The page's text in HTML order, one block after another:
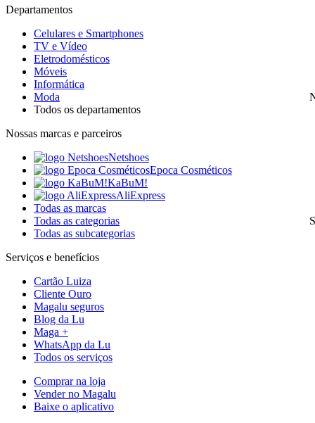
Departamentos
Celulares e Smartphones
TV e Vídeo
Eletrodomésticos
Móveis
Informática
Moda
Todos os departamentos
Nossas marcas e parceiros
Netshoes
Epoca Cosméticos
KaBuM!
AliExpress
Todas as marcas
Todas as categorias
Todas as subcategorias
Serviços e benefícios
Cartão Luiza
Cliente Ouro
Magalu seguros
Blog da Lu
Maga +
WhatsApp da Lu
Todos os serviços
Comprar na loja
Vender no Magalu
Baixe o aplicativo